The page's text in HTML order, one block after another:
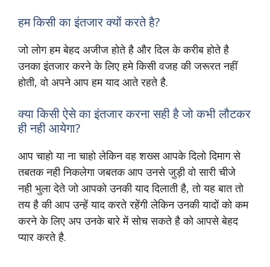
हम किसी का इंतजार क्यों करते है?
जो लोग हम बेहद अजीज होते है और दिल के करीब होते है
उनका इंतजार करने के लिए हमे किसी वजह की जरूरत नहीं
होती, वो अपने आप हम याद आते रहते है.
क्या किसी ऐसे का इंतजार करना सही है जो कभी लौटकर
ही नही आयेगा?
आप चाहो या ना चाहो लेकिन वह शख्स आपके दिलो दिमाग से
तबतक नही निकलेगा जबतक आप उनसे जुड़ी वो सारी चीजे
नही भुला देते जो आपको उनकी याद दिलाती है, तो यह बात तो
तय है की आप उन्हें याद करते रहेंगी लेकिन उनकी यादों को कम
करने के लिए अप उनके बारे में सोच सकते है को आपसे बेहद
प्यार करते है.